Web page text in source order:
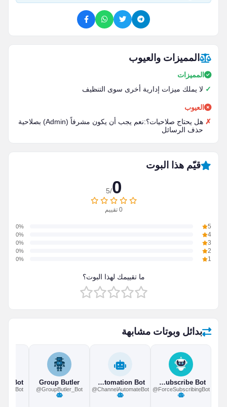
المميزات والعيوب
المميزات
لا يملك ميزات إدارية أخرى سوى التنظيف
العيوب
هل يحتاج صلاحيات؟:نعم يجب أن يكون مشرفاً (Admin) بصلاحية
حذف الرسائل
قيّم هذا البوت
0
/5
0 تقييم
5
0%
4
0%
3
0%
2
0%
1
0%
ما تقييمك لهذا البوت؟
بدائل وبوتات مشابهة
Force Subscribe Bot
@ForceSubscribingBot
Channel Automation Bot
@ChannelAutomateBot
Group Butler
@GroupButler_Bot